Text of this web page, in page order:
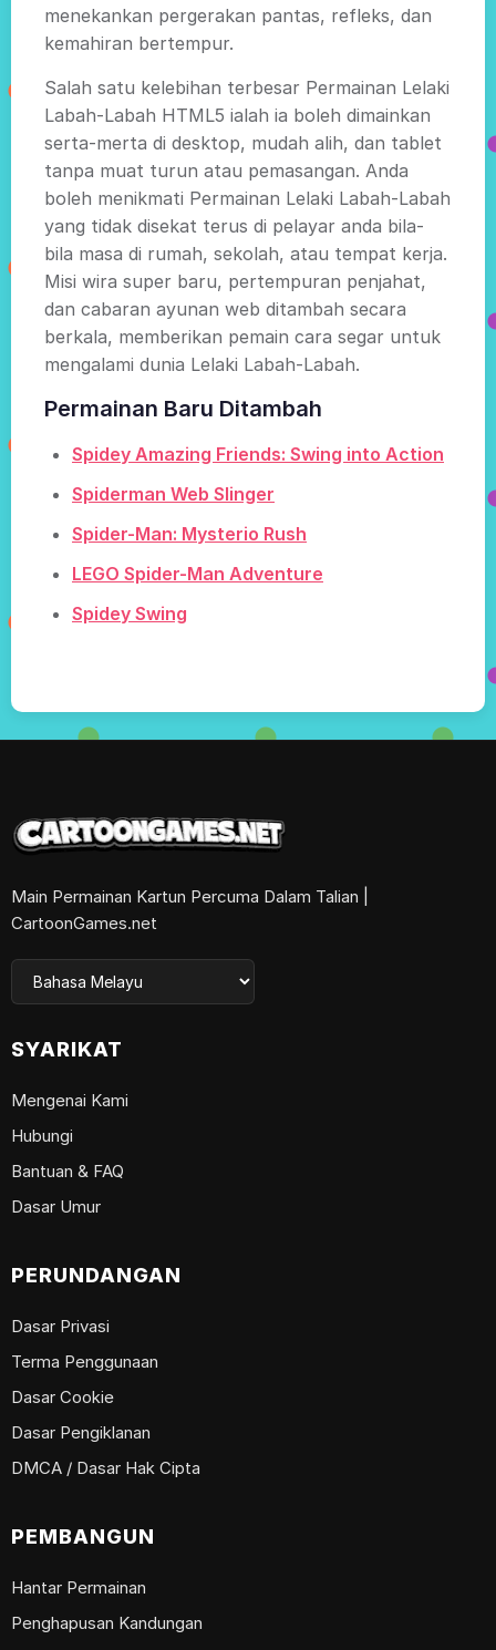
menekankan pergerakan pantas, refleks, dan
kemahiran bertempur.
Salah satu kelebihan terbesar Permainan Lelaki
Labah-Labah HTML5 ialah ia boleh dimainkan
serta-merta di desktop, mudah alih, dan tablet
tanpa muat turun atau pemasangan. Anda
boleh menikmati Permainan Lelaki Labah-Labah
yang tidak disekat terus di pelayar anda bila-
bila masa di rumah, sekolah, atau tempat kerja.
Misi wira super baru, pertempuran penjahat,
dan cabaran ayunan web ditambah secara
berkala, memberikan pemain cara segar untuk
mengalami dunia Lelaki Labah-Labah.
Permainan Baru Ditambah
Spidey Amazing Friends: Swing into Action
Spiderman Web Slinger
Spider-Man: Mysterio Rush
LEGO Spider-Man Adventure
Spidey Swing
Main Permainan Kartun Percuma Dalam Talian |
CartoonGames.net
SYARIKAT
Mengenai Kami
Hubungi
Bantuan & FAQ
Dasar Umur
PERUNDANGAN
Dasar Privasi
Terma Penggunaan
Dasar Cookie
Dasar Pengiklanan
DMCA / Dasar Hak Cipta
PEMBANGUN
Hantar Permainan
Penghapusan Kandungan